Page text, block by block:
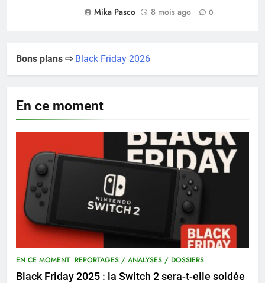
Mika Pasco
8 mois ago 0
Bons plans ⇨ Black Friday 2026
En ce moment
EN CE MOMENT REPORTAGES / ANALYSES / DOSSIERS
Black Friday 2025 : la Switch 2 sera-t-elle soldée